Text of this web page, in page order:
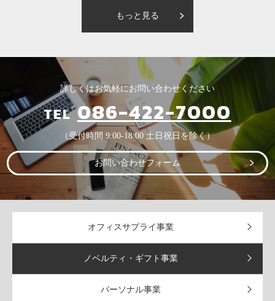
もっと見る
詳しくはお気軽にお問い合わせください
TEL086-422-7000
（受付時間 9:00-18:00 土日祝日を除く）
お問い合わせフォーム
オフィスサプライ事業
ノベルティ・ギフト事業
パーソナル事業